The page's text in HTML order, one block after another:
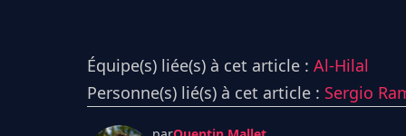
Équipe(s) liée(s) à cet article : Al-Hilal
Personne(s) lié(s) à cet article : Sergio